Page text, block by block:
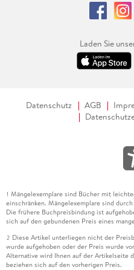
Laden Sie
Datenschutz AGB
1 Mängelexemplare sind Bücher mit
einschränken. Mängelexemplare sind
Die frühere Buchpreisbindung ist
sich auf den gebundenen Preis eines
2 Diese Artikel unterliegen nicht der
wurde aufgehoben oder der Preis wurde
Alternative wird Ihnen auf der Artikelseite
beziehen sich auf den vorherigen Preis.